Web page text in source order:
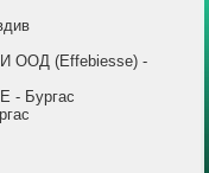
(Effebiesse) -
Бургас